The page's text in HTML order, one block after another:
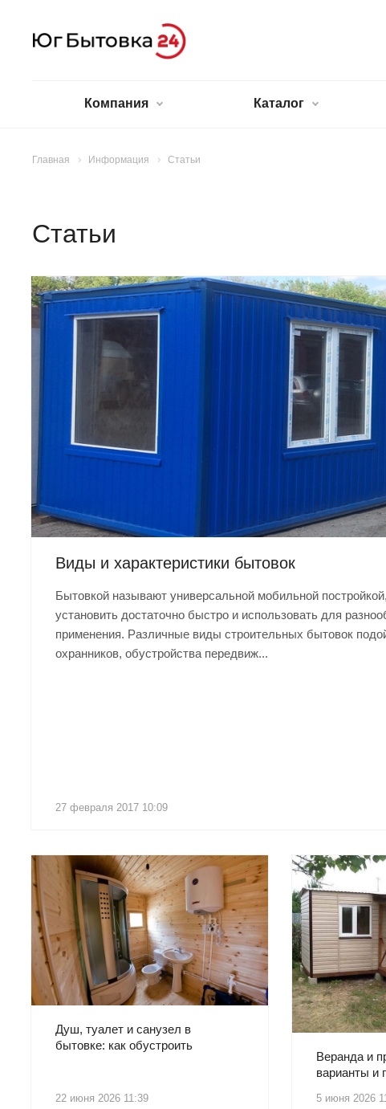
Компания Каталог
Главная Информация Статьи
Статьи
Виды и характеристики бытовок
Бытовкой называют универсальной мобильной
установить достаточно быстро и использовать для
применения. Различные виды строительных бытовок
охранников, обустройства передвиж...
27 февраля 2017 10:09
Душ, туалет и санузел в
бытовке: как обустроить
22 июня 2026 11:39
Веранда и
варианты и
5 июня 2026